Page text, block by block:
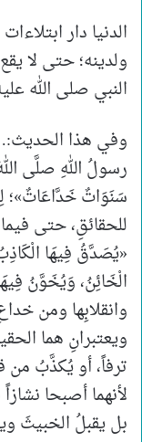
الدنيا دار
ولدينه؛ حتى لا
النبي صلى الله
وفي هذا
رسولُ اللهِ صلَّى
سَنَوَاتٌ خَدَّاعَاتٌ»؛
للحقائقِ، حتى
«يُصَدَّقُ فِيهَا
الْخَائِنُ، وَيُخَوَّنُ
وانقلابِها ومن
ويعتبرانِ هما
ترفاً، أو يُكذَّبُ من
لأنهما أصبحا
بل يقبلُ الخبيثَ